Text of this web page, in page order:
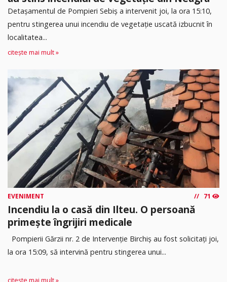
Detașamentul de Pompieri Sebiș a intervenit joi, la ora 15:10,
pentru stingerea unui incendiu de vegetație uscată izbucnit în
localitatea...
citește mai mult »
EVENIMENT 71
Incendiu la o casă din Ilteu. O persoană
primește îngrijiri medicale
Pompierii Gărzii nr. 2 de Intervenție Birchiș au fost solicitați joi,
la ora 15:09, să intervină pentru stingerea unui...